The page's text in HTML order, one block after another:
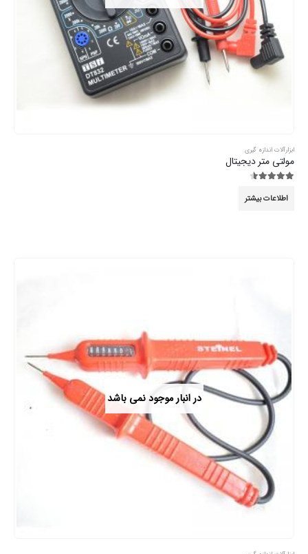
ابزارآلات اندازه گیری
مولتی متر دیجیتال
اطلاعات بیشتر
در انبار موجود نمی باشد